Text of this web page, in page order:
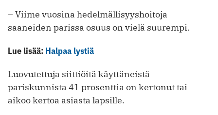
– Viime vuosina hedelmällisyyshoitoja
saaneiden parissa osuus on vielä suurempi.
Lue lisää: Halpaa lystiä
Luovutettuja siittiöitä käyttäneistä
pariskunnista 41 prosenttia on kertonut tai
aikoo kertoa asiasta lapsille.